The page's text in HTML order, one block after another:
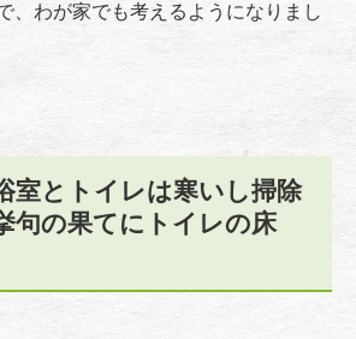
、わが家でも考えるようになりまし
室とトイレは寒いし掃除
句の果てにトイレの床